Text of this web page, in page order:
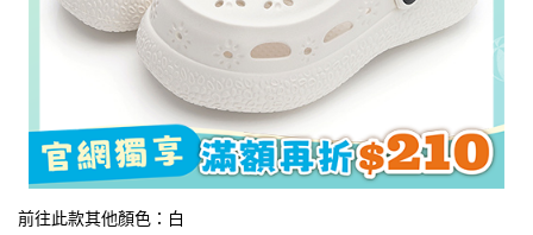
前往此款其他顏色：白